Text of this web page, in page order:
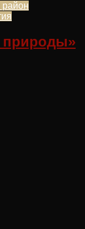
район
природы»